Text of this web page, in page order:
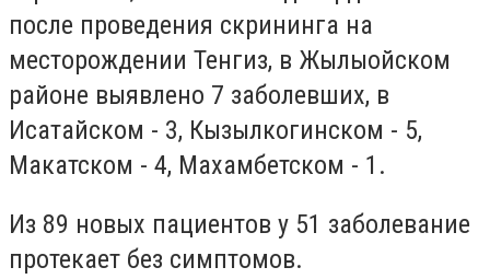
после проведения скрининга на
месторождении Тенгиз, в Жылыойском
районе выявлено 7 заболевших, в
Исатайском - 3, Кызылкогинском - 5,
Макатском - 4, Махамбетском - 1.
Из 89 новых пациентов у 51 заболевание
протекает без симптомов.